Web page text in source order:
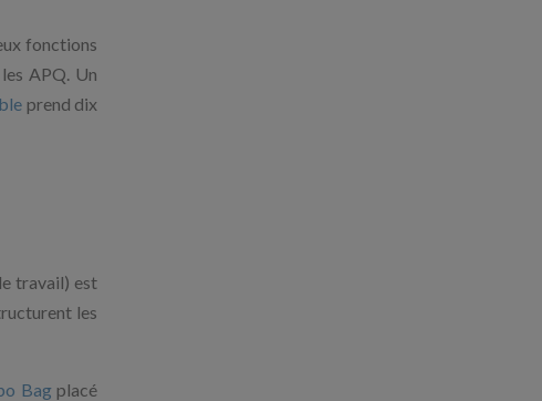
fonctions
APQ. Un
prend dix
travail) est
les
Bagplacé